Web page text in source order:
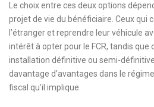
Le choix entre ces deux options
projet de vie du bénéficiaire. Ceux qui
l’étranger et reprendre leur véhicule
intérêt à opter pour le FCR, tandis que
installation définitive ou semi-
davantage d’avantages dans le
fiscal qu’il implique.